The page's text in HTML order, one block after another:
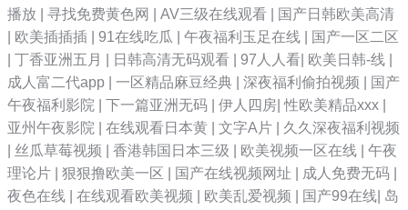
播放
寻找免费黄色网 AV三级在线观看
国产日韩欧美高清
欧美插插插 91在线吃瓜 午夜福利玉足在线
国产一区二区
丁香亚洲五月 日韩高清无码观看 97人人看 欧美日韩-线
成人富二代app
一区精品麻豆经典 深夜福利偷拍视频
国产
午夜福利影院
下一篇亚洲无码 伊人四房 |性欧美精品xxx
亚州午夜影院
在线观看日本黄 文字A片
久久深夜福利视频
丝瓜草莓视频 香港韩国日本三级 欧美视频一区在线
午夜
理论片
狠狠撸欧美一区 国产在线视频网址 成人免费无码
夜色在线
在线观看欧美视频 欧美乱爱视频 国产99在线 岛